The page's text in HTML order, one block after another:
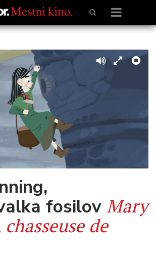
fosilov Mary
de